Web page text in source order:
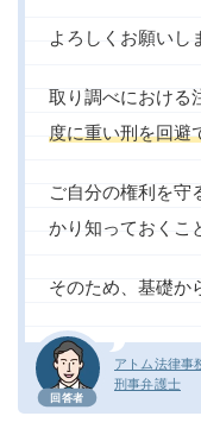
回答者
アトム法律事
刑事弁護士
よろしくお願いし
取り調べにおける
度に重い刑を回避
ご自分の権利を守
かり知っておくこ
そのため、基礎か